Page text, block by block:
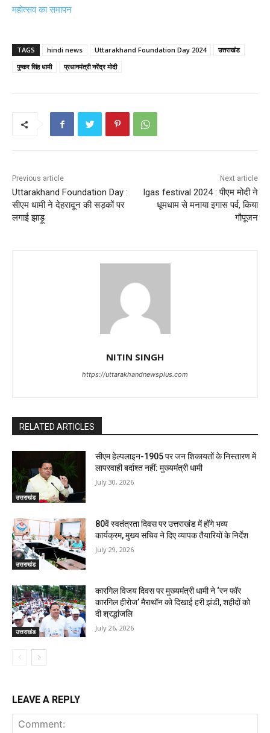
महोत्सव का समापन
TAGS hindi news Uttarakhand Foundation Day 2024
उत्तराखंड
पुष्कर सिंह धामी
प्रधानमंत्री नरेंद्र मोदी
Previous article
Uttarakhand Foundation Day :
सीएम धामी ने देहरादून की सड़कों पर
लगाई झाड़ू
Next article
Igas festival 2024 : पीएम मोदी ने
धूमधाम से मनाया इगास पर्व, किया
गौपूजन
NITIN SINGH
https://uttarakhandnewsplus.com
RELATED ARTICLES
उत्तराखंड
सीएम हेल्पलाइन-1905 पर जन शिकायतों के निस्तारण में
लापरवाही बर्दाश्त नहीं: मुख्यमंत्री धामी
July 30, 2026
उत्तराखंड
80वें स्वतंत्रता दिवस पर उत्तराखंड में होंगे भव्य
कार्यक्रम, मुख्य सचिव ने दिए व्यापक तैयारियों के निर्देश
July 29, 2026
उत्तराखंड
कारगिल विजय दिवस पर मुख्यमंत्री धामी ने ‘रन फॉर
कारगिल हीरोज’ मैराथॉन को दिखाई हरी झंडी, शहीदों को
दी श्रद्धांजलि
July 26, 2026
LEAVE A REPLY